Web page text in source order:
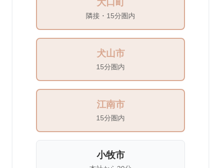
大口町
隣接・15分圏内
犬山市
15分圏内
江南市
15分圏内
小牧市